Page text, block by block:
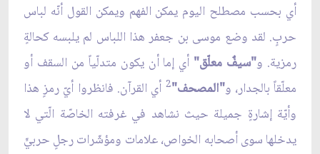
أي بحسب مصطلح اليوم يمكن الفهم ويمكن القول أنّه لباس
حربٍ. لقد وضع موسى بن جعفر هذا اللباس لم يلبسه كحالةٍ
رمزية. و"سيفٌ معلّق" أي إما أن يكون متدلّياً من السقف أو
معلّقاً بالجدار، و"المصحف"2 أي القرآن. فانظروا أيّ رمزٍ هذا
وأيّة إشارةٍ جميلة حيث نشاهد في غرفته الخاصّة الّتي لا
يدخلها سوى أصحابه الخواص، علامات ومؤشّرات رجلٍ حربيٍّ